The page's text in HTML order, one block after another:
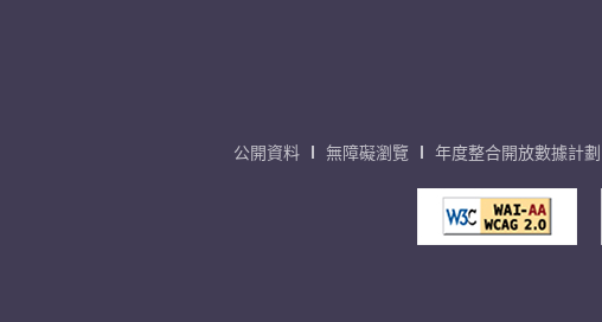
公開資料 無障礙瀏覽 年度整合開放數據計